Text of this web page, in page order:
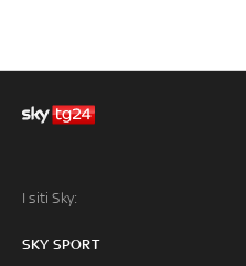
I siti Sky:
SKY SPORT